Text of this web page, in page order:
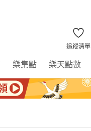
追蹤清單
樂集點 樂天點數